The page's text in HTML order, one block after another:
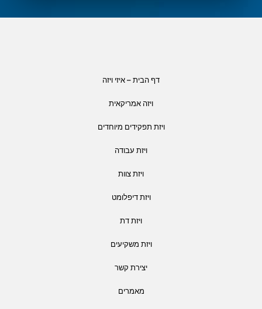
דף הבית – איזי ויזה
ויזה אמריקאית
ויזת תפקידים מיוחדים
ויזת עבודה
ויזת צוות
ויזת דיפלומט
ויזת דת
ויזת משקיעים
יצירת קשר
מאמרים